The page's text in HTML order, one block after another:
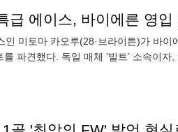
미토마 카오루(28·브라이튼)가 바
파견했다. 독일 매체 ‘빌트’ 소속이자